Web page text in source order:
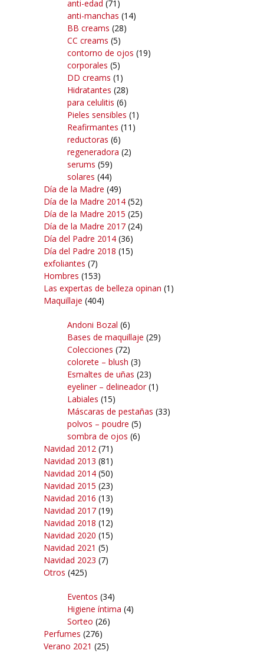
anti-edad (71)
anti-manchas (14)
BB creams (28)
CC creams (5)
contorno de ojos (19)
corporales (5)
DD creams (1)
Hidratantes (28)
para celulitis (6)
Pieles sensibles (1)
Reafirmantes (11)
reductoras (6)
regeneradora (2)
serums (59)
solares (44)
Día de la Madre (49)
Día de la Madre 2014 (52)
Día de la Madre 2015 (25)
Día de la Madre 2017 (24)
Día del Padre 2014 (36)
Día del Padre 2018 (15)
exfoliantes (7)
Hombres (153)
Las expertas de belleza opinan (1)
Maquillaje (404)
Andoni Bozal (6)
Bases de maquillaje (29)
Colecciones (72)
colorete – blush (3)
Esmaltes de uñas (23)
eyeliner – delineador(1)
Labiales (15)
Máscaras de pestañas (33)
polvos – poudre (5)
sombra de ojos (6)
Navidad 2012 (71)
Navidad 2013 (81)
Navidad 2014 (50)
Navidad 2015 (23)
Navidad 2016 (13)
Navidad 2017 (19)
Navidad 2018 (12)
Navidad 2020 (15)
Navidad 2021 (5)
Navidad 2023 (7)
Otros (425)
Eventos (34)
Higiene íntima (4)
Sorteo (26)
Perfumes (276)
Verano 2021 (25)